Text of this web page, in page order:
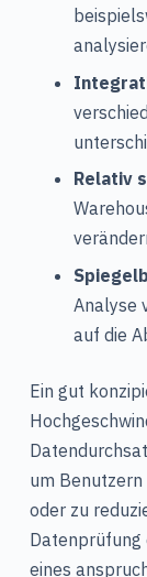
Relativ
Analyse
auf die
Ein gut
um
oder zu
Datenprüfung
eines